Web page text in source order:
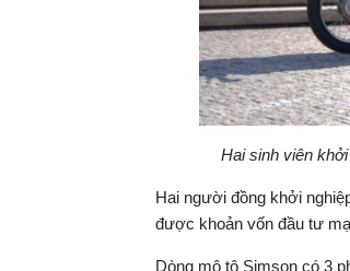
Hai sinh viên
Hai người đồng khởi
được khoản vốn đầu tư
Dòng mô tô Simson có 3